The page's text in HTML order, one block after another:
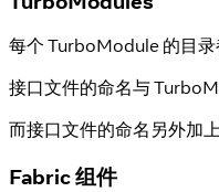
每个 TurboModule 的目
接口文件的命名与
而接口文件的命名另外加
Fabric 组件